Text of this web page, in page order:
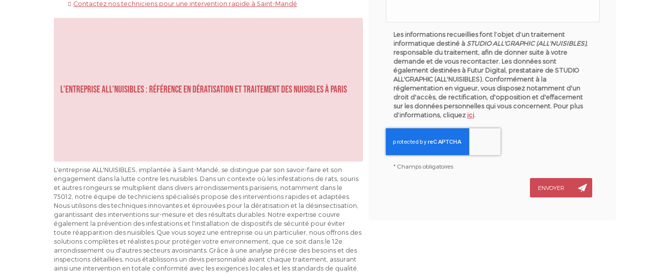
Contactez nos techniciens pour une intervention rapide à Saint-Mandé
L'entreprise ALL'NUISIBLES : référence en dératisation et traitement des nuisibles à Paris
L'entreprise ALL'NUISIBLES, implantée à Saint-Mandé, se distingue par son savoir-faire et son
engagement dans la lutte contre les nuisibles. Dans un contexte où les infestations de rats, souris
et autres rongeurs se multiplient dans divers arrondissements parisiens, notamment dans le
75012, notre équipe de techniciens spécialisés propose des interventions rapides et adaptées.
Nous utilisons des techniques innovantes et éprouvées pour la dératisation et la désinsectisation,
garantissant des interventions sur-mesure et des résultats durables. Notre expertise couvre
également la prévention des infestations et l'installation de dispositifs de sécurité pour éviter
toute réapparition des nuisibles. Que vous soyez une entreprise ou un particulier, nous offrons des
solutions complètes et réalistes pour protéger votre environnement, que ce soit dans le 12e
arrondissement ou d'autres secteurs avoisinants. Grâce à une analyse précise des besoins et des
inspections détaillées, nous établissons un devis personnalisé avant chaque traitement, assurant
ainsi une intervention en totale conformité avec les exigences locales et les standards de qualité.
Les informations recueillies font l’objet d’un traitement
informatique destiné àSTUDIO ALL'GRAPHIC (ALL'NUISIBLES),
responsable du traitement, afin de donner suite à votre
demande et de vous recontacter. Les données sont
également destinées à Futur Digital, prestataire de STUDIO
ALL'GRAPHIC (ALL'NUISIBLES). Conformément à la
réglementation en vigueur, vous disposez notamment d'un
droit d'accès, de rectification, d'opposition et d'effacement
sur les données personnelles qui vous concernent. Pour plus
d’informations, cliquez ici.
* Champs obligatoires